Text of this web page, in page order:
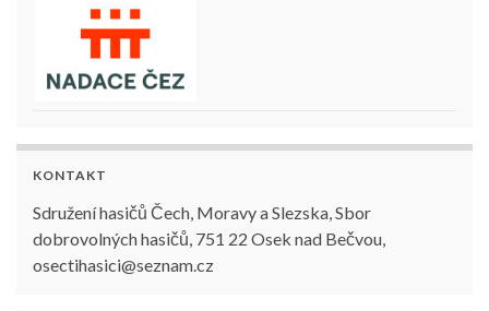
KONTAKT
Sdružení hasičů Čech, Moravy a Slezska, Sbor
dobrovolných hasičů, 751 22 Osek nad Bečvou,
osectihasici@seznam.cz